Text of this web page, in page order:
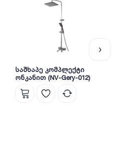
საშხაპე კომპლექტი
ონკანით (NV-Gery-012)